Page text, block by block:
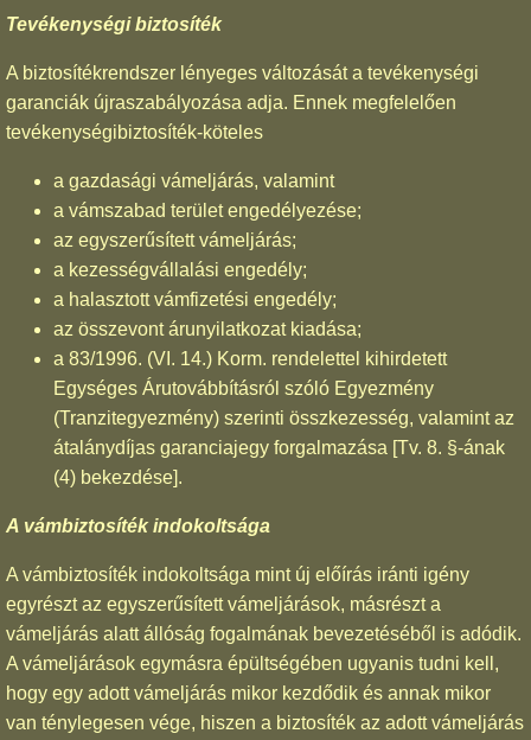
Tevékenységi biztosíték
A biztosítékrendszer lényeges változását a tevékenységi
garanciák újraszabályozása adja. Ennek megfelelően
tevékenységibiztosíték-köteles
a gazdasági vámeljárás, valamint
a vámszabad terület engedélyezése;
az egyszerűsített vámeljárás;
a kezességvállalási engedély;
a halasztott vámfizetési engedély;
az összevont árunyilatkozat kiadása;
a 83/1996. (VI. 14.) Korm. rendelettel kihirdetett
Egységes Árutovábbításról szóló Egyezmény
(Tranzitegyezmény) szerinti összkezesség, valamint az
átalánydíjas garanciajegy forgalmazása [Tv. 8. §-ának
(4) bekezdése].
A vámbiztosíték indokoltsága
A vámbiztosíték indokoltsága mint új előírás iránti igény
egyrészt az egyszerűsített vámeljárások, másrészt a
vámeljárás alatt állóság fogalmának bevezetéséből is adódik.
A vámeljárások egymásra épültségében ugyanis tudni kell,
hogy egy adott vámeljárás mikor kezdődik és annak mikor
van ténylegesen vége, hiszen a biztosíték az adott vámeljárás